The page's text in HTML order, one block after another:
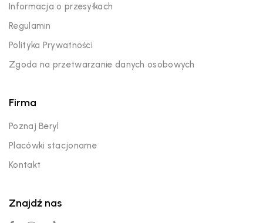
Informacja o przesyłkach
Regulamin
Polityka Prywatności
Zgoda na przetwarzanie danych osobowych
Firma
Poznaj Beryl
Placówki stacjonarne
Kontakt
Znajdź nas